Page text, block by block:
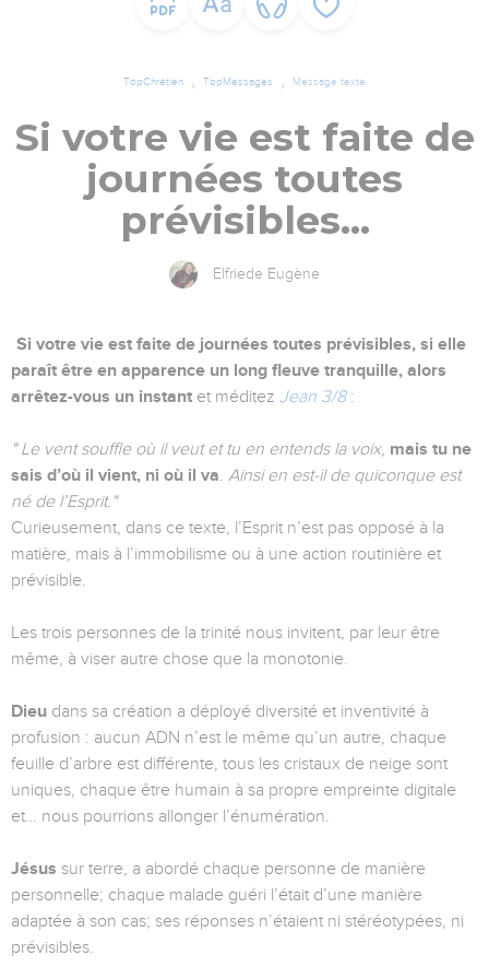
TopChrétien TopMessages Message texte
Si votre vie est faite de
journées toutes
prévisibles...
Elfriede Eugène
Si votre vie est faite de journées toutes prévisibles, si elle
paraît être en apparence un long fleuve tranquille, alors
arrêtez-vous un instant et méditez Jean 3/8:
" Le vent souffle où il veut et tu en entends la voix, mais tu ne
sais d’où il vient, ni où il va. Ainsi en est-il de quiconque est
né de l’Esprit."
Curieusement, dans ce texte, l’Esprit n’est pas opposé à la
matière, mais à l’immobilisme ou à une action routinière et
prévisible.
Les trois personnes de la trinité nous invitent, par leur être
même, à viser autre chose que la monotonie.
Dieu dans sa création a déployé diversité et inventivité à
profusion : aucun ADN n’est le même qu’un autre, chaque
feuille d’arbre est différente, tous les cristaux de neige sont
uniques, chaque être humain à sa propre empreinte digitale
et… nous pourrions allonger l’énumération.
Jésus sur terre, a abordé chaque personne de manière
personnelle; chaque malade guéri l’était d’une manière
adaptée à son cas; ses réponses n’étaient ni stéréotypées, ni
prévisibles.